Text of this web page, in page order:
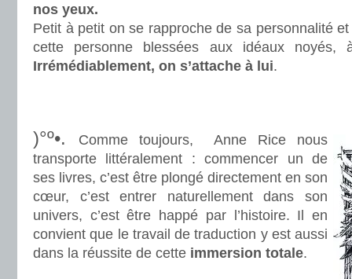
nos yeux.
Petit à petit on se rapproche de sa personnalité
cette personne blessées aux idéaux noyés,
Irrémédiablement, on s’attache à lui.
)°º•.
Comme toujours, Anne Rice nous
transporte littéralement : commencer un de
ses livres, c’est être plongé directement en son
cœur, c’est entrer naturellement dans son
univers, c’est être happé par l’histoire. Il en
convient que le travail de traduction y est aussi
dans la réussite de cette immersion totale.